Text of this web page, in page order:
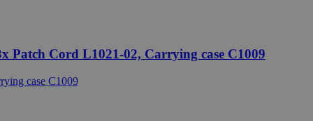
Patch Cord L1021-02, Carrying case C1009
szerint a kérelem
nap